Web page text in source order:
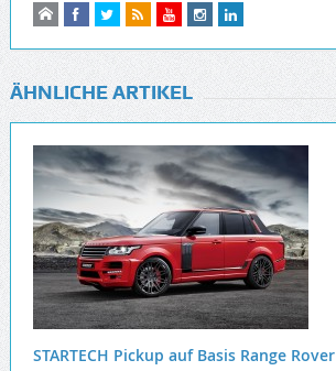
ÄHNLICHE ARTIKEL
STARTECH Pickup auf Basis Range Rover